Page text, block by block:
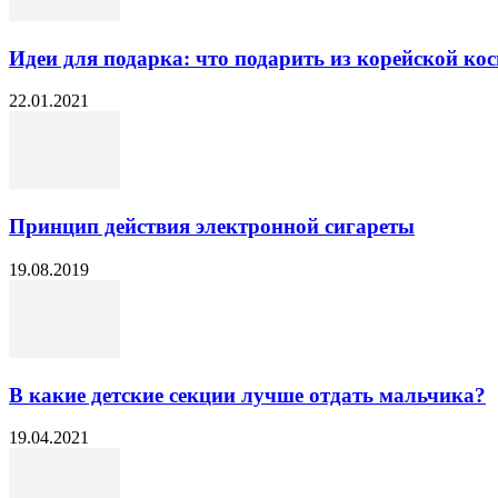
Идеи для подарка: что подарить из корейской
22.01.2021
Принцип действия электронной сигареты
19.08.2019
В какие детские секции лучше отдать мальчика?
19.04.2021